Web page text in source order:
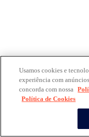
Usamos cookies e
experiência com
concorda com nossa
Política de Cookies